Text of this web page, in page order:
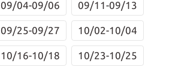
09/04-09/06 09/11-09/13
09/25-09/27 10/02-10/04
10/16-10/18 10/23-10/25